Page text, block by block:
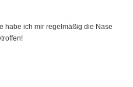
habe ich mir regelmäßig die Nase